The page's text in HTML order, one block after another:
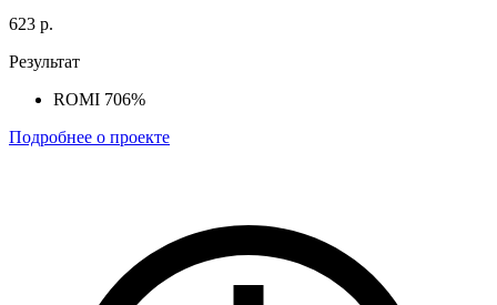
623 р.
Результат
ROMI 706%
Подробнее о проекте